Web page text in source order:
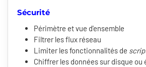
Sécurité
Périmètre et vue d'ensemble
Filtrer les flux réseau
Limiter les fonctionnalités de
Chiffrer les données sur disque ou